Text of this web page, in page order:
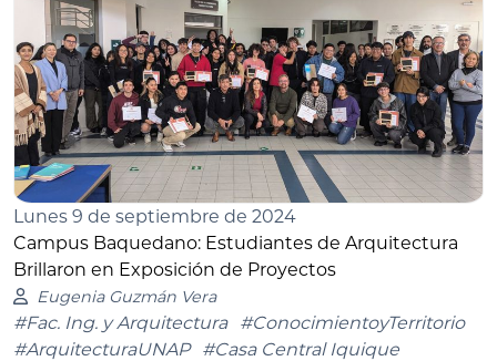
Lunes 9 de septiembre de 2024
Campus Baquedano: Estudiantes de Arquitectura
Brillaron en Exposición de Proyectos
Eugenia Guzmán Vera
#Fac. Ing. y Arquitectura
#ConocimientoyTerritorio
#ArquitecturaUNAP
#Casa Central Iquique